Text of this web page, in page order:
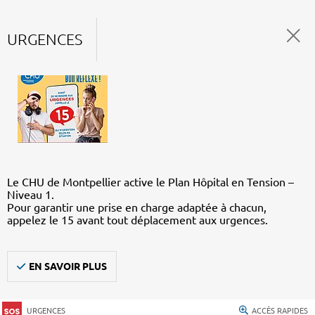
URGENCES
Le CHU de Montpellier active le Plan Hôpital en Tension –
Niveau 1.
Pour garantir une prise en charge adaptée à chacun,
appelez le 15 avant tout déplacement aux urgences.
EN SAVOIR PLUS
URGENCES ACCÈS RAPIDES